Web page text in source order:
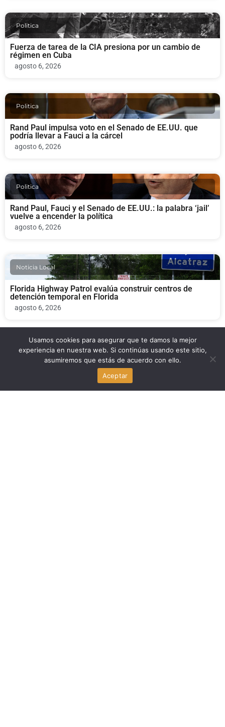
Politica
Fuerza de tarea de la CIA presiona por un cambio de
régimen en Cuba
agosto 6, 2026
Politica
Rand Paul impulsa voto en el Senado de EE.UU. que
podría llevar a Fauci a la cárcel
agosto 6, 2026
Politica
Rand Paul, Fauci y el Senado de EE.UU.: la palabra ‘jail’
vuelve a encender la política
agosto 6, 2026
Noticia Local
Florida Highway Patrol evalúa construir centros de
detención temporal en Florida
agosto 6, 2026
Politica
Rand Paul y Fauci: el Senado vota un polémico pedido al
Departamento de Justicia
Usamos cookies para asegurar que te damos la mejor
experiencia en nuestra web. Si continúas usando este sitio,
asumiremos que estás de acuerdo con ello.
Aceptar